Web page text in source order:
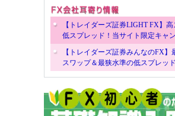
【トレイダーズ証券LIGHT FX】
低スプレッド！当サイト限定キャ
【トレイダーズ証券みんなのFX】
スワップ＆最狭水準の低スプレッ